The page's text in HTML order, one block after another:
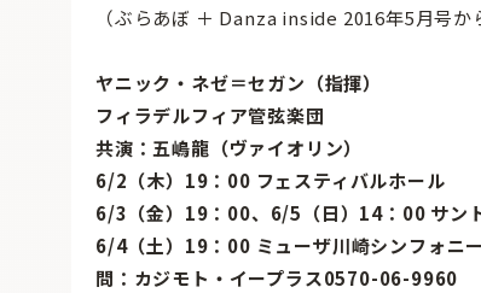
（ぶらあぼ ＋ Danza inside 2016年5月号か
ヤニック・ネゼ＝セガン（指揮）
フィラデルフィア管弦楽団
共演：五嶋龍（ヴァイオリン）
6/2（木）19：00 フェスティバルホール
6/3（金）19：00、6/5（日）14：00 サン
6/4（土）19：00 ミューザ川崎シンフォニ
問：カジモト・イープラス0570-06-9960